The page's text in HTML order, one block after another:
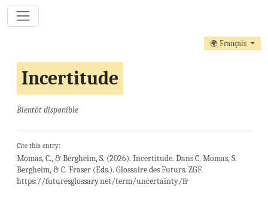
🌍 Français
Incertitude
Bientôt disponible
Cite this entry:
Momas, C., & Bergheim, S. (2026). Incertitude. Dans C. Momas, S.
Bergheim, & C. Fraser (Eds.). Glossaire des Futurs. ZGF.
https://futuresglossary.net/term/uncertainty/fr